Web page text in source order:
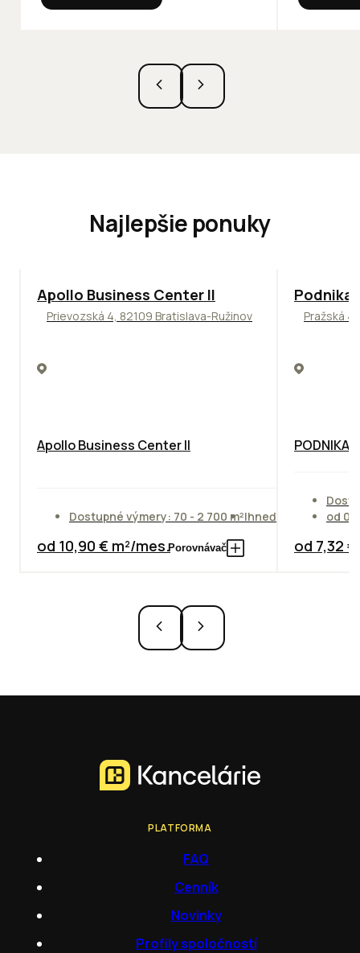
Najlepšie ponuky
TOP NOVINKA ODPORÚČAME
Apollo Business Center II
Prievozská 4, 82109 Bratislava-Ružinov
Apollo Business Center II
Dostupné výmery: 70 - 2 700 m²Ihneď
od 10,90 € m²/mes.Porovnávač
Pražská
od
od 7,32
PLATFORMA
FAQ
Cenník
Novinky
Profily spoločností